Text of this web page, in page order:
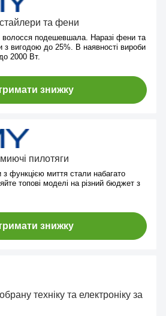
та фени
волосся подешевшала. Наразі фени та
з вигодою до 25%. В наявності вироби
2000 Вт.
знижку
пилотяги
з функцією миття стали набагато
топові моделі на різний бюджет з
знижку
техніку та електроніку за